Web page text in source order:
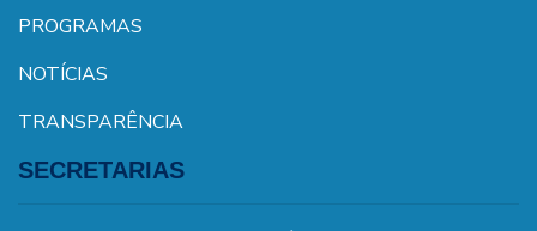
PROGRAMAS
NOTÍCIAS
TRANSPARÊNCIA
SECRETARIAS